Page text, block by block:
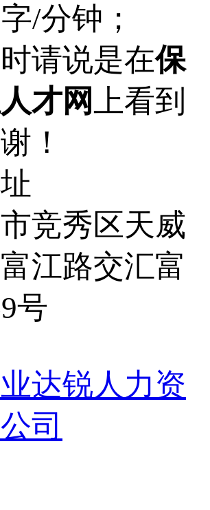
/分钟；
请说是在保
才网
上看到
！
竞秀区天威
江路交汇富
号
达锐人力资
司